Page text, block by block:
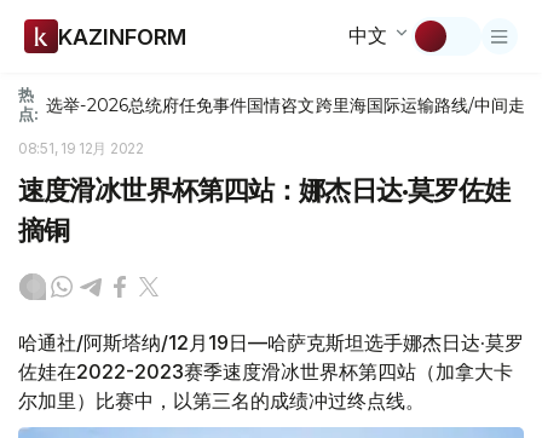
KAZINFORM 中文
热
点: 选举-2026总统府任免事件国情咨文跨里海国际运输路线/中间走廊
08:51, 19 12月 2022
速度滑冰世界杯第四站：娜杰日达·莫罗佐娃
摘铜
哈通社/阿斯塔纳/12月19日—哈萨克斯坦选手娜杰日达·莫罗
佐娃在2022-2023赛季速度滑冰世界杯第四站（加拿大卡
尔加里）比赛中，以第三名的成绩冲过终点线。